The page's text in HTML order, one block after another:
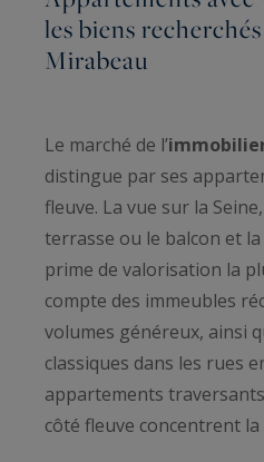
les biens
Mirabeau
Le marché de l’
distingue par ses
fleuve. La vue sur la
terrasse ou le balcon et
prime de valorisation la
compte des immeubles
volumes généreux, ainsi
classiques dans les rues
appartements
côté fleuve concentrent la